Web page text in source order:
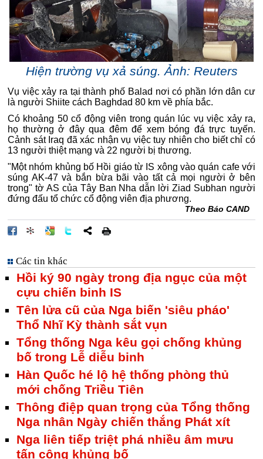
Hiện trường vụ xả súng. Ảnh: Reuters
Vụ việc xảy ra tại thành phố Balad nơi có phần lớn dân cư
là người Shiite cách Baghdad 80 km về phía bắc.
Có khoảng 50 cổ động viên trong quán lúc vụ việc xảy ra,
họ thường ở đây qua đêm để xem bóng đá trực tuyến.
Cảnh sát Iraq đã xác nhận vụ việc tuy nhiên cho biết chỉ có
13 người thiệt mạng và 22 người bị thương.
"Một nhóm khủng bố Hồi giáo từ IS xông vào quán cafe với
súng AK-47 và bắn bừa bãi vào tất cả mọi người ở bên
trong" tờ AS của Tây Ban Nha dẫn lời Ziad Subhan người
đứng đấu tổ chức cổ động viên địa phương.
Theo Báo CAND
Các tin khác
Hồi ký 90 ngày trong địa ngục của một
cựu chiến binh IS
Tên lửa cũ của Nga biến 'siêu pháo'
Thổ Nhĩ Kỳ thành sắt vụn
Tổng thống Nga kêu gọi chống khủng
bố trong Lễ diễu binh
Hàn Quốc hé lộ hệ thống phòng thủ
mới chống Triều Tiên
Thông điệp quan trọng của Tổng thống
Nga nhân Ngày chiến thắng Phát xít
Nga liên tiếp triệt phá nhiều âm mưu
tấn công khủng bố